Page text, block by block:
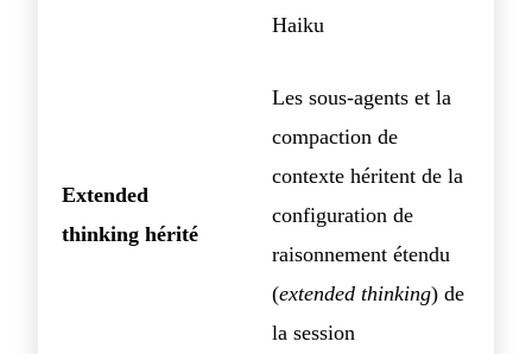
Haiku
Extended
thinking hérité
Les sous-agents et la
compaction de
contexte héritent de la
configuration de
raisonnement étendu
(extended thinking) de
la session